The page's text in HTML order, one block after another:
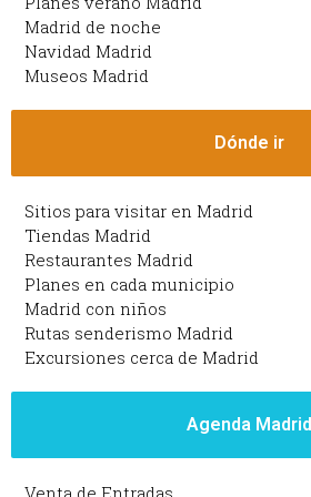
Madrid de noche
Navidad Madrid
Museos Madrid
Dónde ir
Sitios para visitar en Madrid
Tiendas Madrid
Restaurantes Madrid
Planes en cada municipio
Madrid con niños
Rutas senderismo Madrid
Excursiones cerca de Madrid
Agenda Madrid